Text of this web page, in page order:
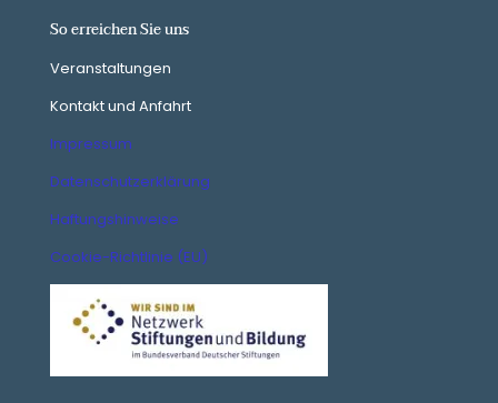
So erreichen Sie uns
Veranstaltungen
Kontakt und Anfahrt
Impressum
Datenschutzerklärung
Haftungshinweise
Cookie-Richtlinie (EU)